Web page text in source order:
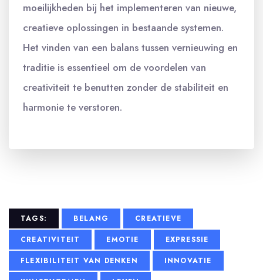
moeilijkheden bij het implementeren van nieuwe,
creatieve oplossingen in bestaande systemen.
Het vinden van een balans tussen vernieuwing en
traditie is essentieel om de voordelen van
creativiteit te benutten zonder de stabiliteit en
harmonie te verstoren.
TAGS: BELANG
CREATIEVE
CREATIVITEIT
EMOTIE
EXPRESSIE
FLEXIBILITEIT VAN DENKEN
INNOVATIE